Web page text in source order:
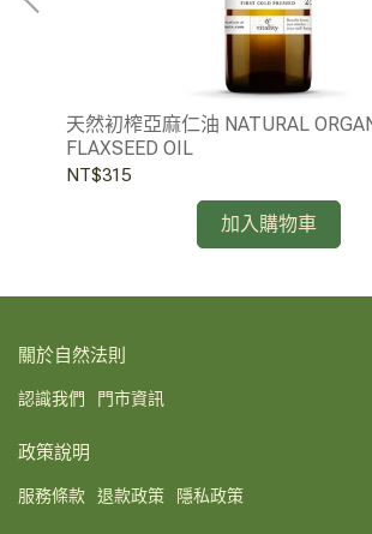
天然初榨亞麻仁油 NATURAL
FLAXSEED OIL
NT$315
加入購物車
關於自然法則
認識我們 門市資訊
政策說明
服務條款 退款政策 隱私政策